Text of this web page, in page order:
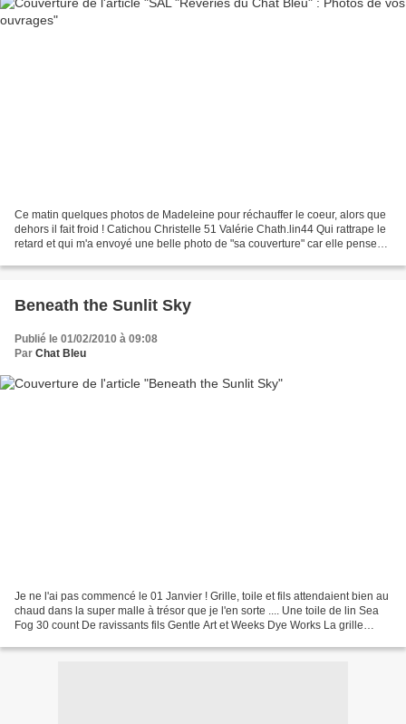
Ce matin quelques photos de Madeleine pour réchauffer le coeur, alors que
dehors il fait froid ! Catichou Christelle 51 Valérie Chath.lin44 Qui rattrape le
retard et qui m'a envoyé une belle photo de "sa couverture" car elle pense
Beneath the Sunlit Sky
Publié le 01/02/2010 à 09:08
Par Chat Bleu
Je ne l'ai pas commencé le 01 Janvier ! Grille, toile et fils attendaient bien au
chaud dans la super malle à trésor que je l'en sorte .... Une toile de lin Sea
Fog 30 count De ravissants fils Gentle Art et Weeks Dye Works La grille